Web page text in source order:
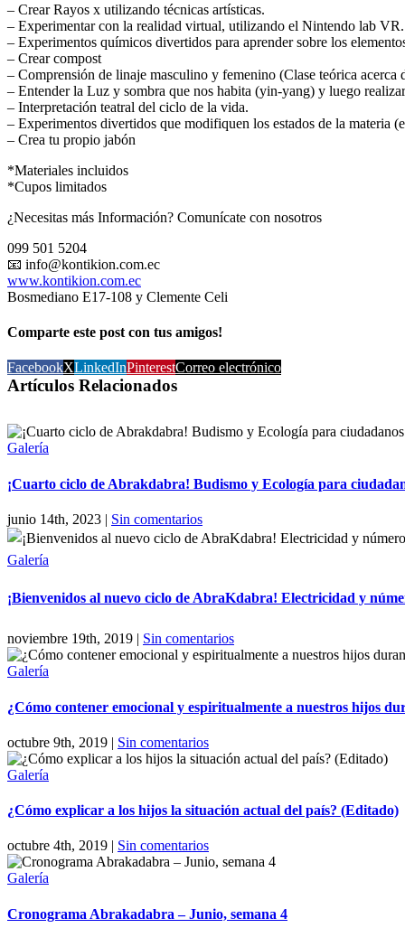
– Crear Rayos x utilizando técnicas artísticas.
– Experimentar con la realidad virtual, utilizando el Nintendo lab VR.
– Experimentos químicos divertidos para aprender sobre los
– Crear compost
– Comprensión de linaje masculino y femenino (Clase teórica
– Entender la Luz y sombra que nos habita (yin-yang) y luego
– Interpretación teatral del ciclo de la vida.
– Experimentos divertidos que modifiquen los estados de la materia
– Crea tu propio jabón
*Materiales incluidos
*Cupos limitados
¿Necesitas más Información? Comunícate con nosotros
099 501 5204
📧 info@kontikion.com.ec
www.kontikion.com.ec
Bosmediano E17-108 y Clemente Celi
Comparte este post con tus amigos!
FacebookXLinkedInPinterestCorreo electrónico
Artículos Relacionados
Galería
¡Cuarto ciclo de Abrakdabra! Budismo y Ecología para
junio 14th, 2023 | Sin comentarios
Galería
¡Bienvenidos al nuevo ciclo de AbraKdabra! Electricidad y
noviembre 19th, 2019 | Sin comentarios
Galería
¿Cómo contener emocional y espiritualmente a nuestros hijos
octubre 9th, 2019 | Sin comentarios
Galería
¿Cómo explicar a los hijos la situación actual del país? (Editado)
octubre 4th, 2019 Sin comentarios
Galería
Cronograma Abrakadabra – Junio, semana 4